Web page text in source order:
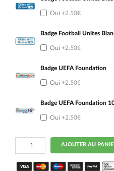
Oui +2.50€
Badge Football Unites
Oui +2.50€
Badge UEFA Foundation
Oui +2.50€
Badge UEFA Foundation
Oui +2.50€
quantité
Maillot
Top
AJOUTER AU